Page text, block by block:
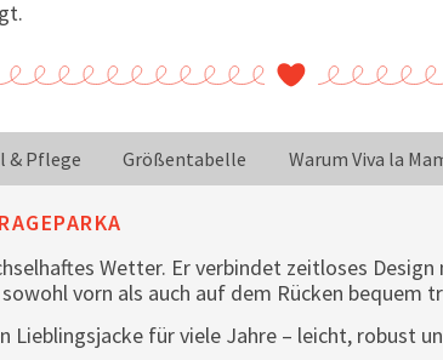
& Pflege Größentabelle Warum Viva la
Wetter. Er verbindet zeitloses
vorn als auch auf dem Rücken bequem
Lieblingsjacke für viele Jahre – leicht, robust